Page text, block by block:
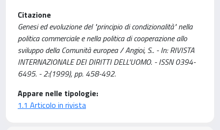
Citazione
Genesi ed evoluzione del "principio di condizionalità" nella
politica commerciale e nella politica di cooperazione allo
sviluppo della Comunità europea / Angioi, S.. - In: RIVISTA
INTERNAZIONALE DEI DIRITTI DELL'UOMO. - ISSN 0394-
6495. - 2:(1999), pp. 458-492.
Appare nelle tipologie:
1.1 Articolo in rivista